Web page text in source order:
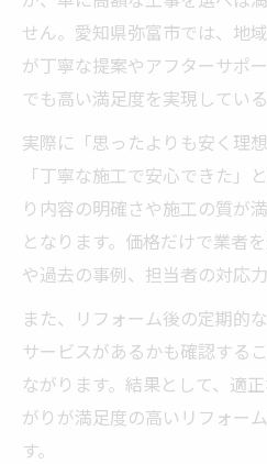
せん。愛知県弥富市では、地
が丁寧な提案やアフターサポ
でも高い満足度を実現してい
実際に「思ったよりも安く理
「丁寧な施工で安心できた」
り内容の明確さや施工の質が
となります。価格だけで業者
や過去の事例、担当者の対応
また、リフォーム後の定期的
サービスがあるかも確認する
ながります。結果として、適
がりが満足度の高いリフォー
す。